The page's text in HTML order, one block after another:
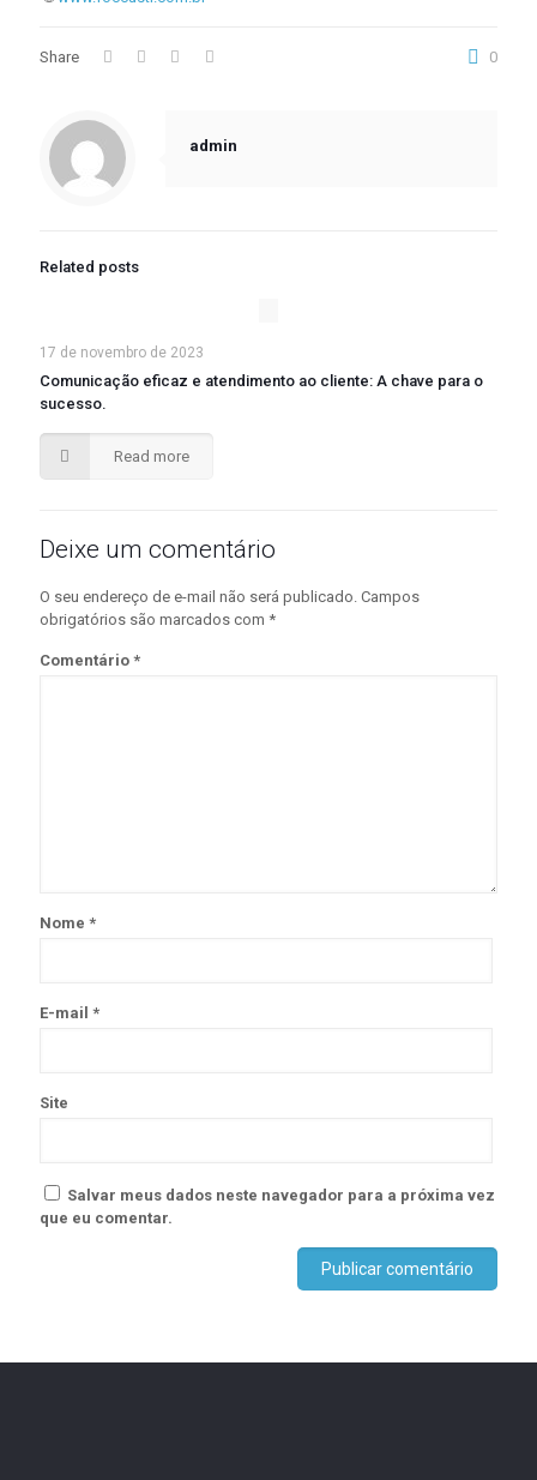
Share 0
admin
Related posts
17 de novembro de 2023
Comunicação eficaz e atendimento ao cliente: A chave para o
sucesso.
Read more
Deixe um comentário
O seu endereço de e-mail não será publicado. Campos
obrigatórios são marcados com *
Comentário *
Nome *
E-mail *
Site
Salvar meus dados neste navegador para a próxima vez
que eu comentar.